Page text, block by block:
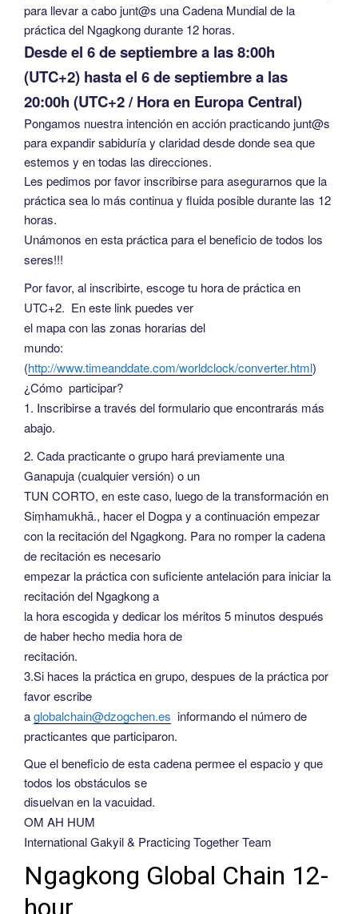
para llevar a cabo junt@s una Cadena Mundial de la
práctica del Ngagkong durante 12 horas.
Desde el 6 de septiembrea las 8:00h
(UTC+2) hasta el 6 de septiembre a las
20:00h (UTC+2 / Hora en Europa Central)
Pongamos nuestra intención en acción practicando junt@s
para expandir sabiduría y claridad desde donde sea que
estemos y en todas las direcciones.
Les pedimos por favor inscribirse para asegurarnos que la
práctica sea lo más continua y fluida posible durante las 12
horas.
Unámonos en esta práctica para el beneficio de todos los
seres!!!
Por favor, al inscribirte, escoge tu hora de práctica en
UTC+2. En este link puedes ver
el mapa con las zonas horarias del
mundo:
(http://www.timeanddate.com/worldclock/converter.html)
¿Cómo participar?
1. Inscribirse a través del formulario que encontrarás más
abajo.
2. Cada practicante o grupo hará previamente una
Ganapuja (cualquier versión) o un
TUN CORTO, en este caso, luego de la transformación en
Siṃhamukhā., hacer el Dogpa y a continuación empezar
con la recitación del Ngagkong. Para no romper la cadena
de recitación es necesario
empezar la práctica con suficiente antelación para iniciar la
recitación del Ngagkong a
la hora escogida y dedicar los méritos 5 minutos después
de haber hecho media hora de
recitación.
3.Si haces la práctica en grupo, despues de la práctica por
favor escribe
aglobalchain@dzogchen.es informando el número de
practicantes que participaron.
Que el beneficio de esta cadena permee el espacio y que
todos los obstáculos se
disuelvan en la vacuidad.
OM AH HUM
International Gakyil & Practicing Together Team